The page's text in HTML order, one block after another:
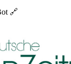
🔗